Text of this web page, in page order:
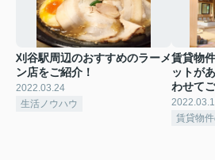
刈谷駅周辺のおすすめのラーメ
ン店をご紹介！
2022.03.24
生活ノウハウ
賃貸物
ットが
わせて
賃貸物